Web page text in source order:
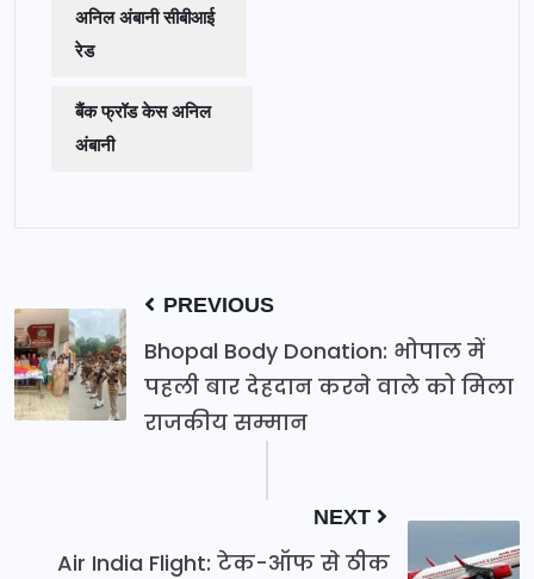
अनिल अंबानी सीबीआई
रेड
बैंक फ्रॉड केस अनिल
अंबानी
PREVIOUS
Bhopal Body Donation: भोपाल में
पहली बार देहदान करने वाले को मिला
राजकीय सम्मान
NEXT
Air India Flight: टेक-ऑफ से ठीक